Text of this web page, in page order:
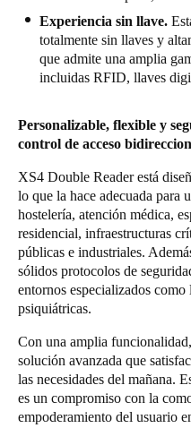
Experiencia sin llave.
totalmente sin llaves y
que admite una amplia
incluidas RFID, llaves
Personalizable, flexible y
control de acceso
XS4 Double Reader está
lo que la hace adecuada para
hostelería, atención médica,
residencial, infraestructuras
públicas e industriales.
sólidos protocolos de
entornos especializados
psiquiátricas.
Con una amplia
solución avanzada que
las necesidades del mañana.
es un compromiso con la
empoderamiento del usuario